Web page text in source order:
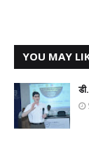
YOU MAY